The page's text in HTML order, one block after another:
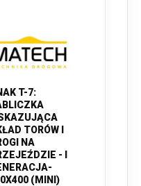
T-7:
TORÓW I
NA
- I
(MINI)